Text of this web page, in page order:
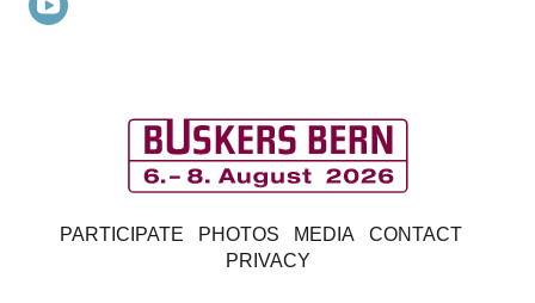
B
u
PARTICIPATE PHOTOS MEDIA
CONTACT
PRIVACY